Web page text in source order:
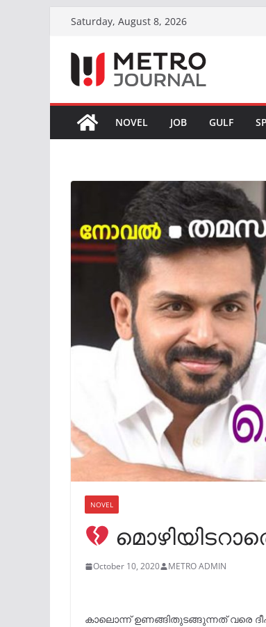
content
Saturday, August 8, 2026
NOVEL JOB GULF
NOVEL
October 10, 2020 METRO ADMIN
കാലൊന്ന് ഉണങ്ങിതുടങ്ങുന്നത് വരെ